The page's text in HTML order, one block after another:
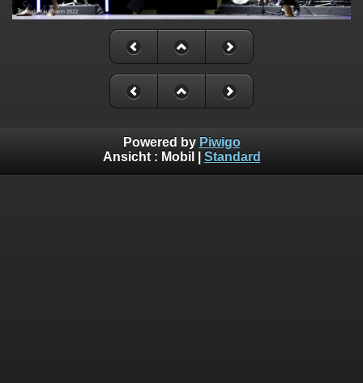
Powered by Piwigo
Ansicht : Mobil Standard